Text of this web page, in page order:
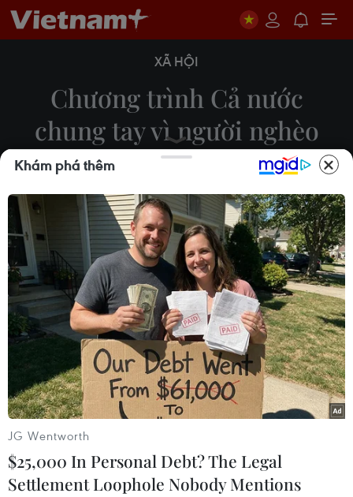
XÃ HỘI
Chương trình Cả nước
chung tay vì người nghèo
năm 2020
17/10/2020 14:47
Tối 17/10/2020, tại Hà Nội, Thủ tướng Nguyễn
Xuân Phúc và Chủ tịch Quốc hội Nguyễn Thị Kim
Ngân dự Chương trình "Cả nước chung tay vì
người nghèo" năm 2020.
Khám phá thêm
JG Wentworth
$25,000 In Personal Debt? The Legal
Settlement Loophole Nobody Mentions